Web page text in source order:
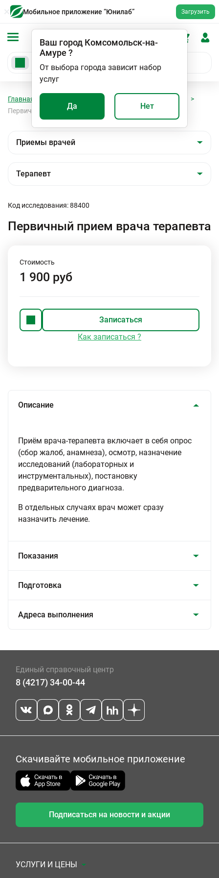
Мобильное приложение “Юнилаб” Загрузить
Ваш город Комсомольск-на-
Амуре ?
От выбора города зависит набор
услуг
Да Нет
Главная Приемы врачей
Терапевт
Первичный прием врача терапевта
Код исследования: 88400
Первичный прием врача терапевта
Стоимость
1 900 руб
Записаться
Как записаться ?
Описание
Приём врача-терапевта включает в себя опрос
(сбор жалоб, анамнеза), осмотр, назначение
исследований (лабораторных и
инструментальных), постановку
предварительного диагноза.
В отдельных случаях врач может сразу
назначить лечение.
Показания
Подготовка
Адреса выполнения
Единый справочный центр
8 (4217) 34-00-44
Скачивайте мобильное приложение
Подписаться на новости и акции
УСЛУГИ И ЦЕНЫ